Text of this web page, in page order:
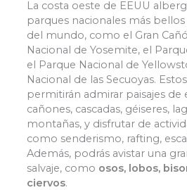
La costa oeste de EEUU
parques nacionales más
del mundo, como el Gran
Nacional de Yosemite, el
el Parque Nacional de
Nacional de las Secuoyas.
permitirán admirar paisajes de
cañones, cascadas, géiseres,
montañas, y disfrutar de
como senderismo, rafting,
Además, podrás avistar una
salvaje, como osos, lobos,
ciervos.